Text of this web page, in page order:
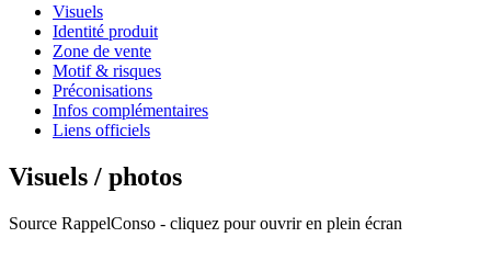
Visuels
Identité produit
Zone de vente
Motif & risques
Préconisations
Infos complémentaires
Liens officiels
Visuels / photos
Source RappelConso - cliquez pour ouvrir en plein écran